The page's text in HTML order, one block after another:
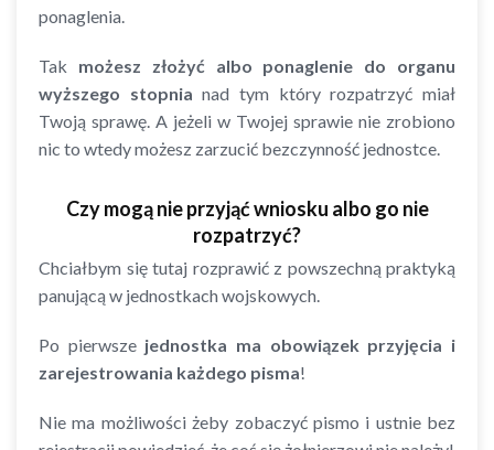
ponaglenia.
Tak możesz złożyć albo ponaglenie do organu
wyższego stopnia nad tym który rozpatrzyć miał
Twoją sprawę. A jeżeli w Twojej sprawie nie zrobiono
nic to wtedy możesz zarzucić bezczynność jednostce.
Czy mogą nie przyjąć wniosku albo go nie
rozpatrzyć?
Chciałbym się tutaj rozprawić z powszechną praktyką
panującą w jednostkach wojskowych.
Po pierwsze jednostka ma obowiązek przyjęcia i
zarejestrowania każdego pisma!
Nie ma możliwości żeby zobaczyć pismo i ustnie bez